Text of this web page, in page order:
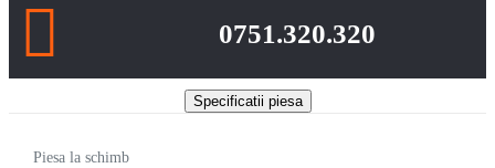
0751.320.320
Specificatii piesa
Piesa la schimb